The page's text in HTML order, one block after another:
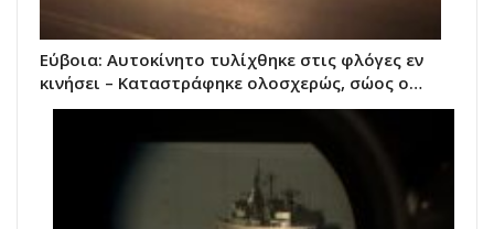
Εύβοια: Αυτοκίνητο τυλίχθηκε στις φλόγες εν
κινήσει – Καταστράφηκε ολοσχερώς, σώος ο…